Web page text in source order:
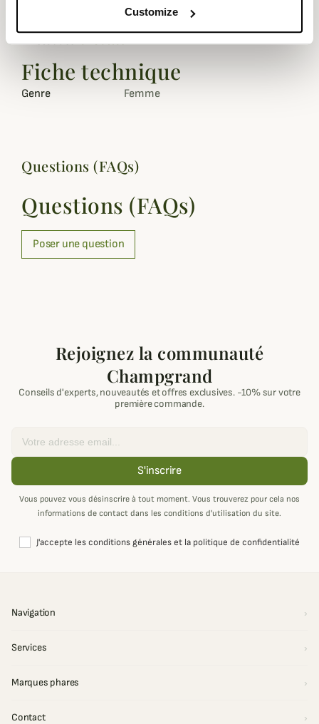
Customize
confort lors de vos longues marches.
Existe aussien bottes
Fiche technique
Genre Femme
Questions (FAQs)
Questions (FAQs)
Poser une question
Rejoignez la communauté
Champgrand
Conseils d'experts, nouveautés et offres exclusives. -10% sur votre
première commande.
S'inscrire
Vous pouvez vous désinscrire à tout moment. Vous trouverez pour cela nos
informations de contact dans les conditions d'utilisation du site.
J'accepte les conditions générales et la politique de confidentialité
Navigation
Services
Marques phares
Contact